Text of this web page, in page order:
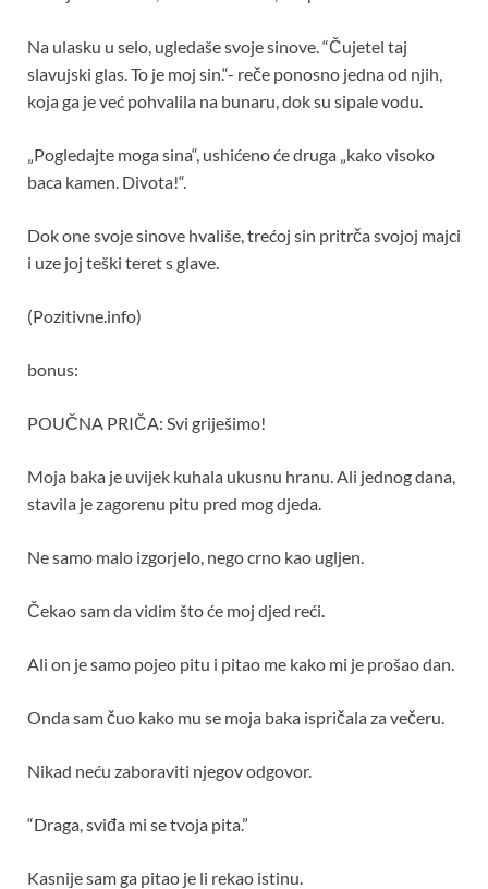
Na ulasku u selo, ugledaše svoje sinove. “Čujetel taj
slavujski glas. To je moj sin.“- reče ponosno jedna od njih,
koja ga je već pohvalila na bunaru, dok su sipale vodu.
„Pogledajte moga sina“, ushićeno će druga „kako visoko
baca kamen. Divota!“.
Dok one svoje sinove hvališe, trećoj sin pritrča svojoj majci
i uze joj teški teret s glave.
(Pozitivne.info)
bonus:
POUČNA PRIČA: Svi griješimo!
Moja baka je uvijek kuhala ukusnu hranu. Ali jednog dana,
stavila je zagorenu pitu pred mog djeda.
Ne samo malo izgorjelo, nego crno kao ugljen.
Čekao sam da vidim što će moj djed reći.
Ali on je samo pojeo pitu i pitao me kako mi je prošao dan.
Onda sam čuo kako mu se moja baka ispričala za večeru.
Nikad neću zaboraviti njegov odgovor.
“Draga, sviđa mi se tvoja pita.”
Kasnije sam ga pitao je li rekao istinu.